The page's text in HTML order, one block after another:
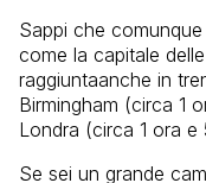
Sappi che
come la capitale
raggiuntaanche in
Birmingham (circa 1
Londra (circa 1 ora e
Se sei un grande